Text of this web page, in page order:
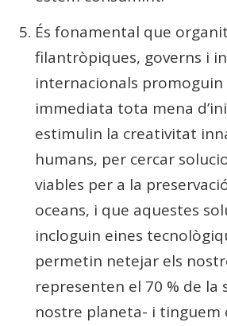
És fonamental que
filantròpiques, governs i
internacionals promoguin
immediata tota mena
estimulin la creativitat
humans, per cercar
viables per a la
oceans, i que aquestes
incloguin eines
permetin netejar els
representen el 70 % de la
nostre planeta- i tinguem